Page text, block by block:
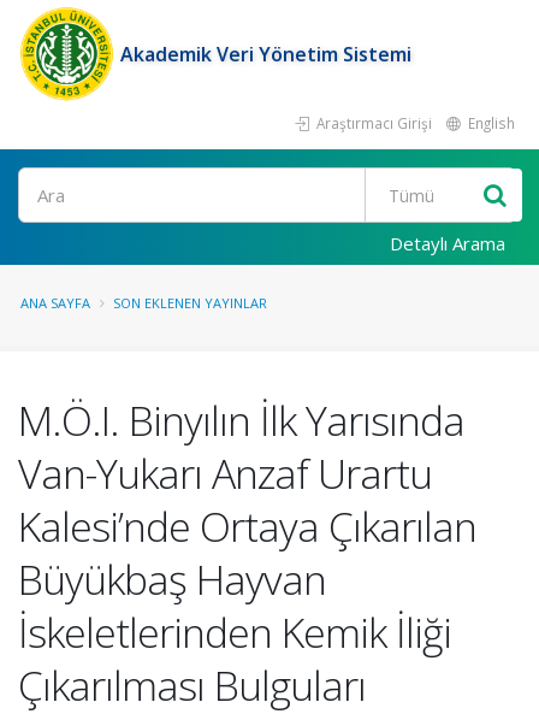
Akademik Veri Yönetim Sistemi
Araştırmacı Girişi English
Ara
Detaylı Arama
ANA SAYFA SON EKLENEN YAYINLAR
M.Ö.I. Binyılın İlk Yarısında
Van-Yukarı Anzaf Urartu
Kalesi’nde Ortaya Çıkarılan
Büyükbaş Hayvan
İskeletlerinden Kemik İliği
Çıkarılması Bulguları